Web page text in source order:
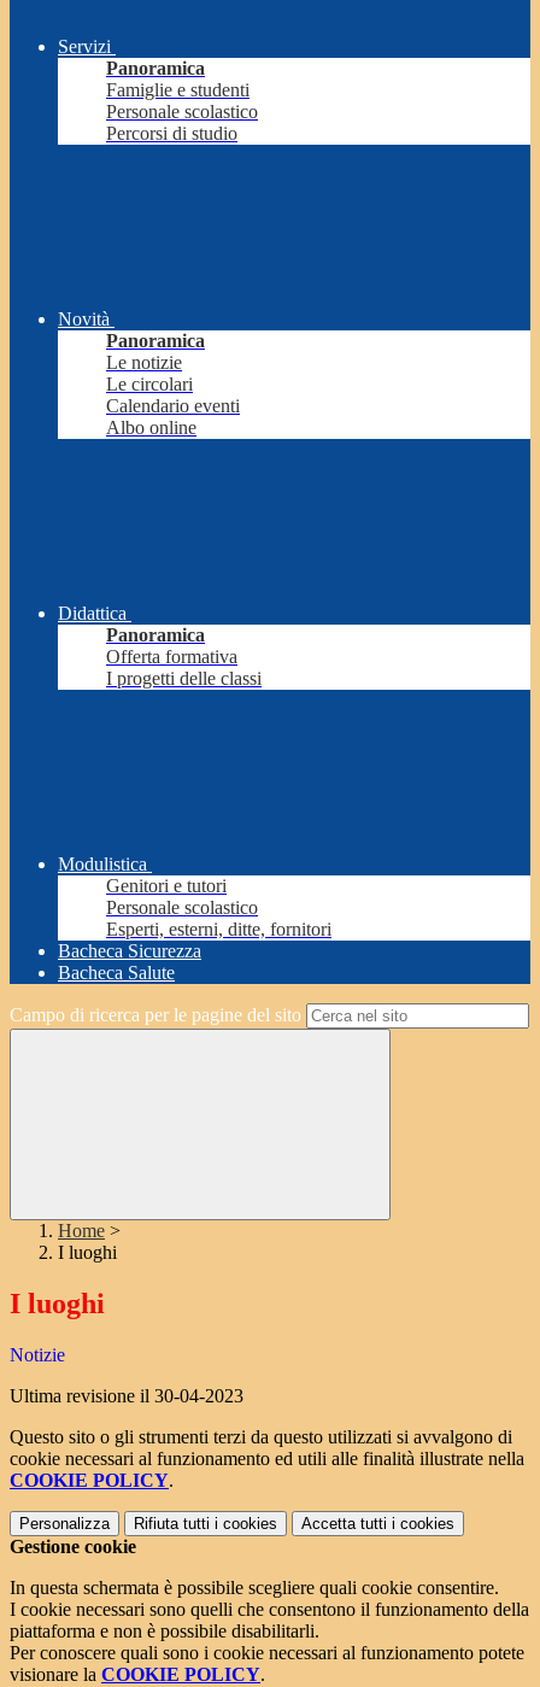
Servizi
Panoramica
Famiglie e studenti
Personale scolastico
Percorsi di studio
Novità
Panoramica
Le notizie
Le circolari
Calendario eventi
Albo online
Didattica
Panoramica
Offerta formativa
I progetti delle classi
Modulistica
Genitori e tutori
Personale scolastico
Esperti, esterni, ditte, fornitori
Bacheca Sicurezza
Bacheca Salute
Campo di ricerca per le pagine del sito
Home >
I luoghi
I luoghi
Notizie
Ultima revisione il 30-04-2023
Questo sito o gli strumenti terzi da questo utilizzati si avvalgono di
cookie necessari al funzionamento ed utili alle finalità illustrate nella
COOKIE POLICY.
Personalizza Rifiuta tutti i cookies Accetta tutti i cookies
Gestione cookie
In questa schermata è possibile scegliere quali cookie consentire.
I cookie necessari sono quelli che consentono il funzionamento della
piattaforma e non è possibile disabilitarli.
Per conoscere quali sono i cookie necessari al funzionamento potete
visionare la COOKIE POLICY.